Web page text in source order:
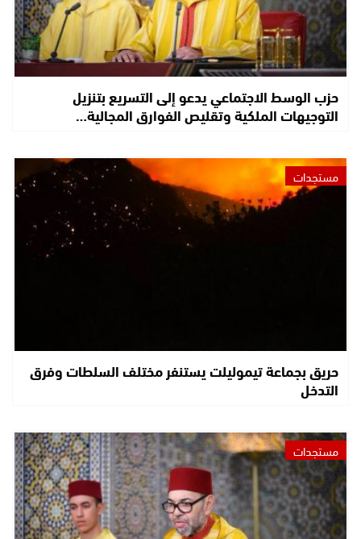
حزب الوسط الاجتماعي يدعو إلى التسريع بتنزيل
التوجيهات الملكية وتقليص الفوارق المجالية…
مستجدات
حريق بجماعة تيموليلت يستنفر مختلف السلطات وفرق
التدخل
مستجدات